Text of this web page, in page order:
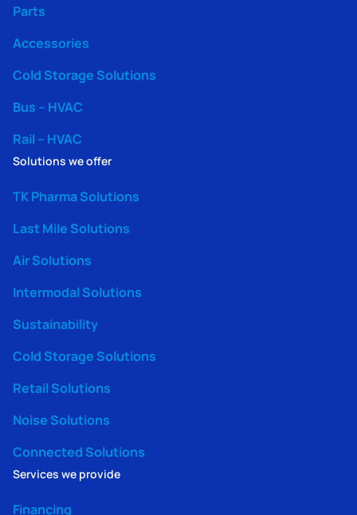
Parts
Accessories
Cold Storage Solutions
Bus – HVAC
Rail – HVAC
Solutions we offer
TK Pharma Solutions
Last Mile Solutions
Air Solutions
Intermodal Solutions
Sustainability
Cold Storage Solutions
Retail Solutions
Noise Solutions
Connected Solutions
Services we provide
Financing